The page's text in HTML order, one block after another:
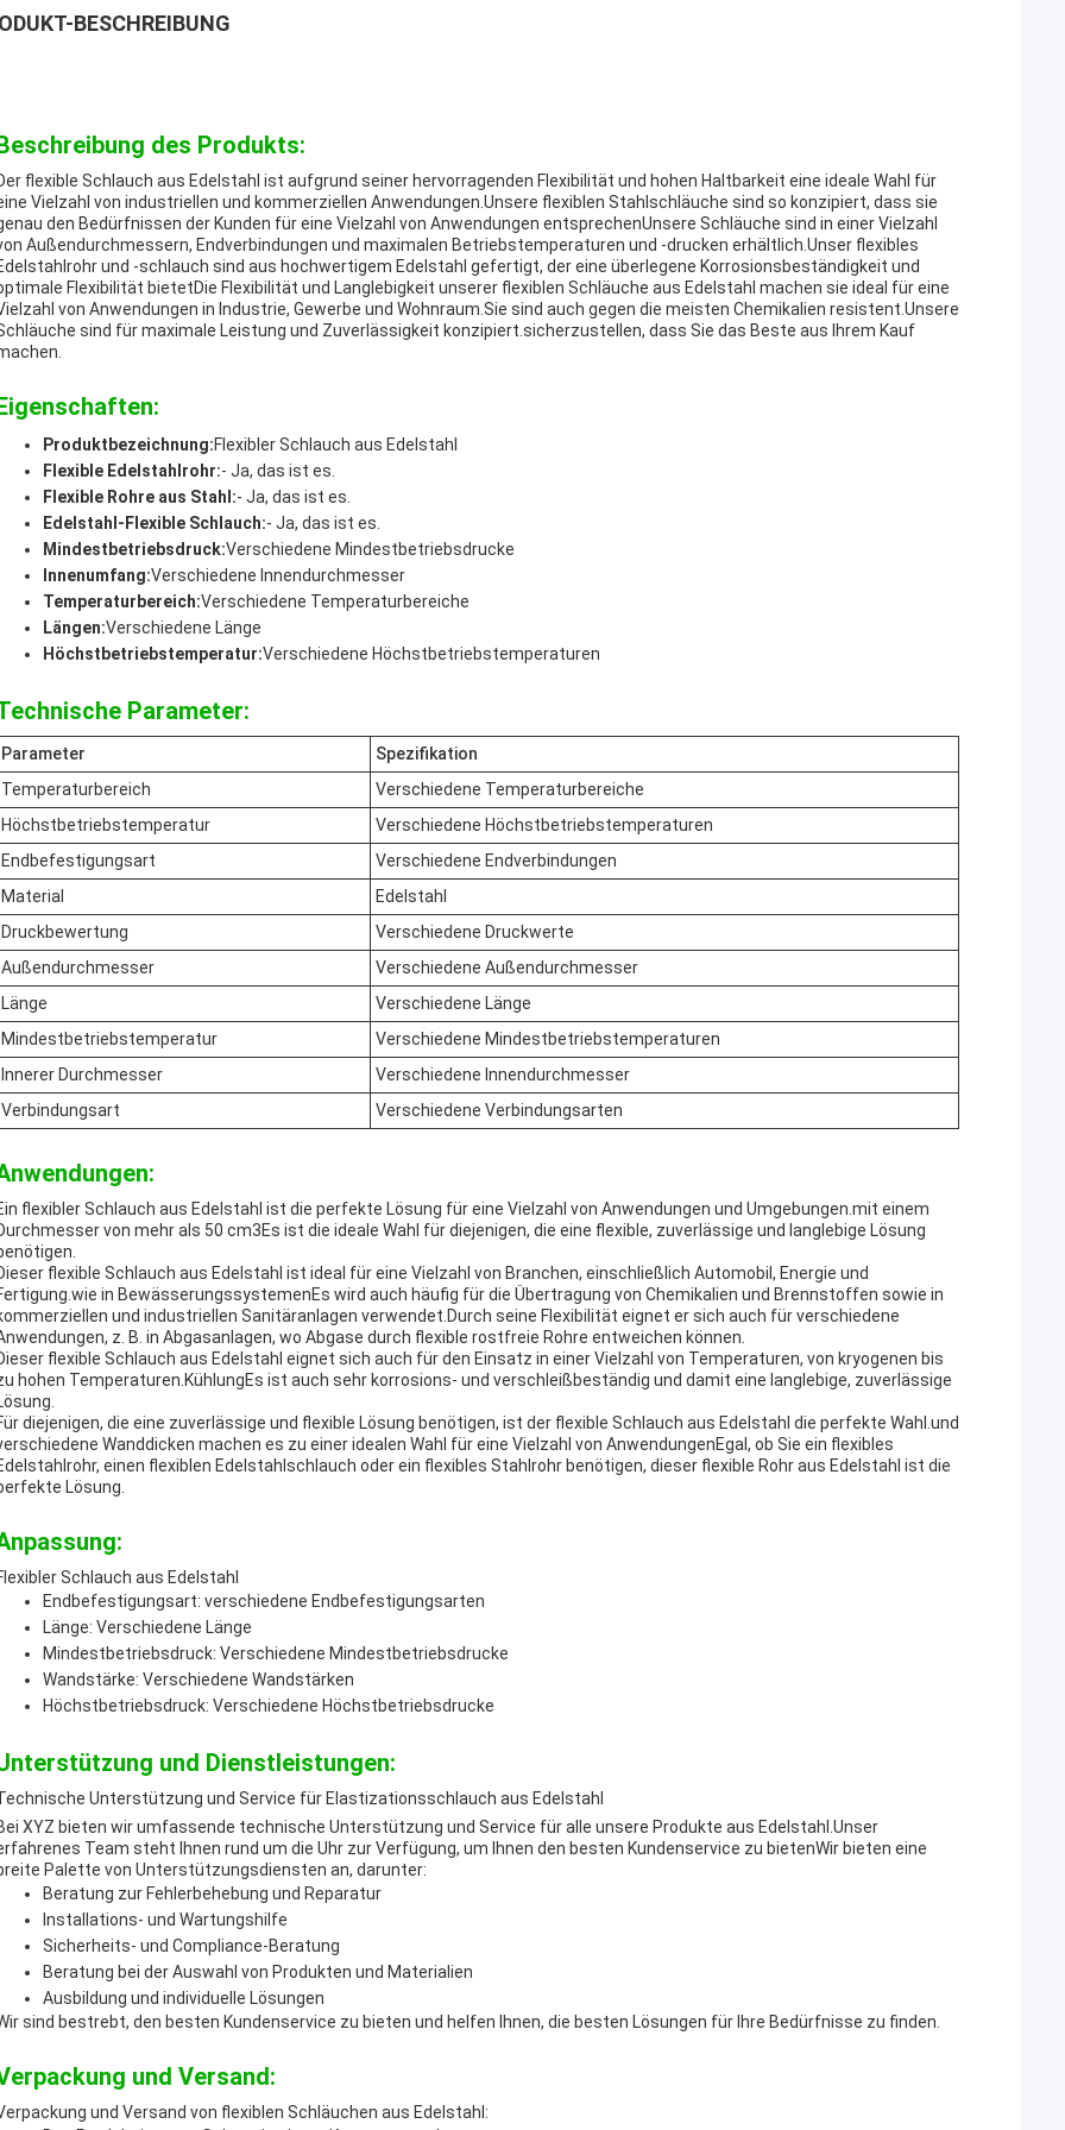
BESCHREIBUNG
des Produkts:
flexible Schlauch aus Edelstahl ist aufgrund seiner hervorragenden Flexibilität und hohen Haltbarkeit eine ideale Wahl für
Vielzahl von industriellen und kommerziellen Anwendungen.Unsere flexiblen Stahlschläuche sind so konzipiert, dass sie
den Bedürfnissen der Kunden für eine Vielzahl von Anwendungen entsprechenUnsere Schläuche sind in einer Vielzahl
Außendurchmessern, Endverbindungen und maximalen Betriebstemperaturen und -drucken erhältlich.Unser flexibles
und -schlauch sind aus hochwertigem Edelstahl gefertigt, der eine überlegene Korrosionsbeständigkeit und
Flexibilität bietetDie Flexibilität und Langlebigkeit unserer flexiblen Schläuche aus Edelstahl machen sie ideal für eine
von Anwendungen in Industrie, Gewerbe und Wohnraum.Sie sind auch gegen die meisten Chemikalien resistent.Unsere
sind für maximale Leistung und Zuverlässigkeit konzipiert.sicherzustellen, dass Sie das Beste aus Ihrem Kauf
Produktbezeichnung:Flexibler Schlauch aus Edelstahl
Flexible Edelstahlrohr:- Ja, das ist es.
Flexible Rohre aus Stahl:- Ja, das ist es.
Edelstahl-Flexible Schlauch:- Ja, das ist es.
Mindestbetriebsdruck:Verschiedene Mindestbetriebsdrucke
Innenumfang:Verschiedene Innendurchmesser
Temperaturbereich:Verschiedene Temperaturbereiche
Längen:Verschiedene Länge
Höchstbetriebstemperatur:Verschiedene Höchstbetriebstemperaturen
Parameter:
Parameter
Spezifikation
Temperaturbereich
Verschiedene Temperaturbereiche
Höchstbetriebstemperatur
Verschiedene Höchstbetriebstemperaturen
Endbefestigungsart
Verschiedene Endverbindungen
Material
Edelstahl
Druckbewertung
Verschiedene Druckwerte
Außendurchmesser
Verschiedene Außendurchmesser
Länge
Verschiedene Länge
Mindestbetriebstemperatur
Verschiedene Mindestbetriebstemperaturen
Innerer Durchmesser
Verschiedene Innendurchmesser
Verbindungsart
Verschiedene Verbindungsarten
flexibler Schlauch aus Edelstahl ist die perfekte Lösung für eine Vielzahl von Anwendungen und Umgebungen.mit einem
von mehr als 50 cm3Es ist die ideale Wahl für diejenigen, die eine flexible, zuverlässige und langlebige Lösung
flexible Schlauch aus Edelstahl ist ideal für eine Vielzahl von Branchen, einschließlich Automobil, Energie und
in BewässerungssystemenEs wird auch häufig für die Übertragung von Chemikalien und Brennstoffen sowie in
und industriellen Sanitäranlagen verwendet.Durch seine Flexibilität eignet er sich auch für verschiedene
z. B. in Abgasanlagen, wo Abgase durch flexible rostfreie Rohre entweichen können.
flexible Schlauch aus Edelstahl eignet sich auch für den Einsatz in einer Vielzahl von Temperaturen, von kryogenen bis
hohen Temperaturen.KühlungEs ist auch sehr korrosions- und verschleißbeständig und damit eine langlebige, zuverlässige
diejenigen, die eine zuverlässige und flexible Lösung benötigen, ist der flexible Schlauch aus Edelstahl die perfekte Wahl.und
Wanddicken machen es zu einer idealen Wahl für eine Vielzahl von AnwendungenEgal, ob Sie ein flexibles
einen flexiblen Edelstahlschlauch oder ein flexibles Stahlrohr benötigen, dieser flexible Rohr aus Edelstahl ist die
Lösung.
Schlauch aus Edelstahl
Endbefestigungsart: verschiedene Endbefestigungsarten
Länge: Verschiedene Länge
Mindestbetriebsdruck: Verschiedene Mindestbetriebsdrucke
Wandstärke: Verschiedene Wandstärken
Höchstbetriebsdruck: Verschiedene Höchstbetriebsdrucke
und Dienstleistungen:
Unterstützung und Service für Elastizationsschlauch aus Edelstahl
XYZ bieten wir umfassende technische Unterstützung und Service für alle unsere Produkte aus Edelstahl.Unser
Team steht Ihnen rund um die Uhr zur Verfügung, um Ihnen den besten Kundenservice zu bietenWir bieten eine
Palette von Unterstützungsdiensten an, darunter:
Beratung zur Fehlerbehebung und Reparatur
Installations- und Wartungshilfe
Sicherheits- und Compliance-Beratung
Beratung bei der Auswahl von Produkten und Materialien
Ausbildung und individuelle Lösungen
sind bestrebt, den besten Kundenservice zu bieten und helfen Ihnen, die besten Lösungen für Ihre Bedürfnisse zu finden.
und Versand:
und Versand von flexiblen Schläuchen aus Edelstahl: